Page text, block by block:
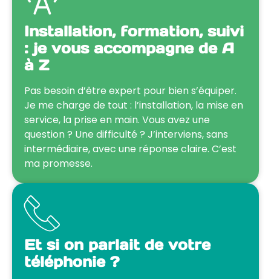
Installation, formation, suivi
: je vous accompagne de A
à Z
Pas besoin d’être expert pour bien s’équiper.
Je me charge de tout : l’installation, la mise en
service, la prise en main. Vous avez une
question ? Une difficulté ? J’interviens, sans
intermédiaire, avec une réponse claire. C’est
ma promesse.
Et si on parlait de votre
téléphonie ?